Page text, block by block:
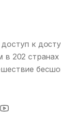
к
в 202 странах